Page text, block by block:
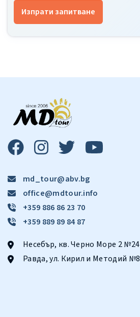
md_tour@abv.bg
office@mdtour.info
+359 886 86 23 70
+359 889 89 84 87
Несебър, кв. Черно Море 2 №24
Равда, ул. Кирил и Методий №8